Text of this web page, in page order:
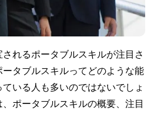
れるポータブルスキルが注目さ
タブルスキルってどのような能
いる人も多いのではないでしょ
ポータブルスキルの概要、注目